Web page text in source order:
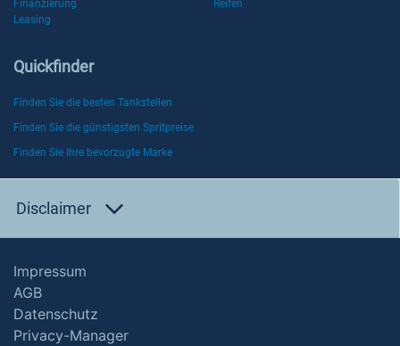
Finanzierung
Reifen
Leasing
Quickfinder
Finden Sie die besten Tankstellen
Finden Sie die günstigsten Spritpreise
Finden Sie Ihre bevorzugte Marke
Disclaimer
Impressum
AGB
Datenschutz
Privacy-Manager